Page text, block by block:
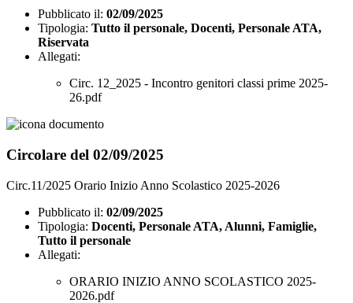
Pubblicato il: 02/09/2025
Tipologia: Tutto il personale, Docenti, Personale ATA,
Riservata
Allegati:
Circ. 12_2025 - Incontro genitori classi prime 2025-
26.pdf
Circolare del 02/09/2025
Circ.11/2025 Orario Inizio Anno Scolastico 2025-2026
Pubblicato il: 02/09/2025
Tipologia: Docenti, Personale ATA, Alunni, Famiglie,
Tutto il personale
Allegati:
ORARIO INIZIO ANNO SCOLASTICO 2025-
2026.pdf